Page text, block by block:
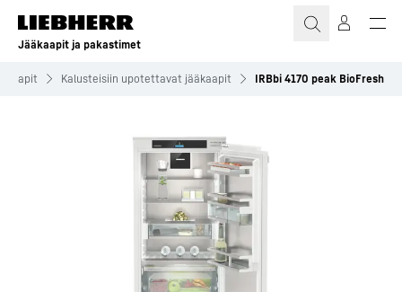
Jääkaapit ja pakastimet
Kalusteisiin upotettavat jääkaapit IRBbi 4170 peak BioFresh